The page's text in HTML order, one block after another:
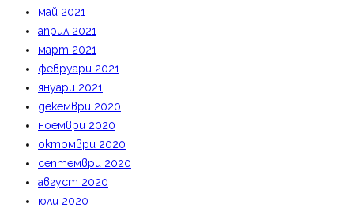
май 2021
април 2021
март 2021
февруари 2021
януари 2021
декември 2020
ноември 2020
октомври 2020
септември 2020
август 2020
юли 2020